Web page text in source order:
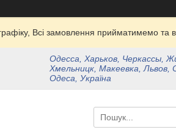
Всі замовлення прийматимемо та
Одесса, Харьков, Черкассы,
Хмельницк, Макеевка, Львов,
Одеса, Україна